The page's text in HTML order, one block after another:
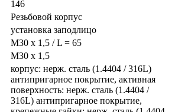
146
Резьбовой корпус
установка заподлицо
M30 x 1,5 / L = 65
M30 x 1,5
корпус: нерж. сталь (1.4404 / 316L)
антипригарное покрытие, активная
поверхность: нерж. сталь (1.4404 /
316L) антипригарное покрытие,